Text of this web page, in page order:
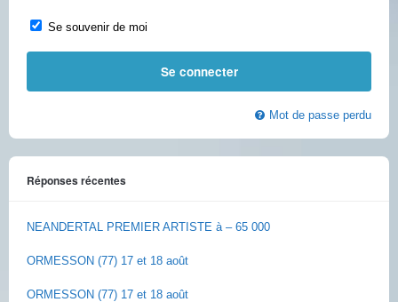
Se souvenir de moi
Mot de passe perdu
Réponses récentes
NEANDERTAL PREMIER ARTISTE à – 65 000
ORMESSON (77) 17 et 18 août
ORMESSON (77) 17 et 18 août